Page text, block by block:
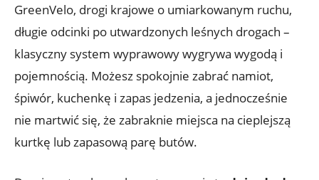
GreenVelo, drogi krajowe o umiarkowanym ruchu,
długie odcinki po utwardzonych leśnych drogach –
klasyczny system wyprawowy wygrywa wygodą i
pojemnością. Możesz spokojnie zabrać namiot,
śpiwór, kuchenkę i zapas jedzenia, a jednocześnie
nie martwić się, że zabraknie miejsca na cieplejszą
kurtkę lub zapasową parę butów.